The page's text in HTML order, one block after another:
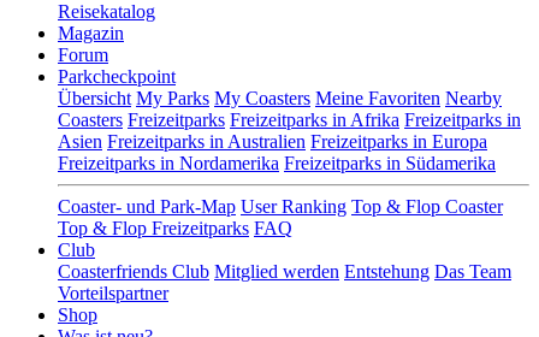
Reisekatalog
Magazin
Forum
Parkcheckpoint
Übersicht My Parks My Coasters Meine Favoriten Nearby
Coasters Freizeitparks Freizeitparks in Afrika Freizeitparks in
Asien Freizeitparks in Australien Freizeitparks in Europa
Freizeitparks in Nordamerika Freizeitparks in Südamerika
Coaster- und Park-Map User Ranking Top & Flop Coaster
Top & Flop Freizeitparks FAQ
Club
Coasterfriends Club Mitglied werden Entstehung Das Team
Vorteilspartner
Shop